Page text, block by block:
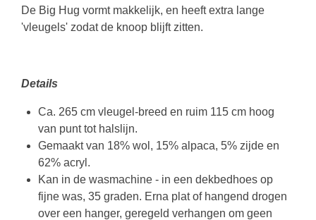
De Big Hug vormt makkelijk, en heeft extra lange
'vleugels' zodat de knoop blijft zitten.
Details
Ca. 265 cm vleugel-breed en ruim 115 cm hoog
van punt tot halslijn.
Gemaakt van 18% wol, 15% alpaca, 5% zijde en
62% acryl .
Kan in de wasmachine - in een dekbedhoes op
fijne was, 35 graden. Erna plat of hangend drogen
over een hanger, geregeld verhangen om geen